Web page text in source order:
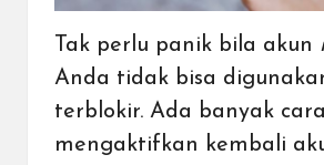
Tak perlu panik bila akun
Anda tidak bisa
terblokir. Ada banyak
mengaktifkan kembali